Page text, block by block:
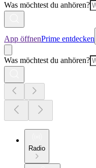
Was möchtest du anhören?
App öffnenPrime entdecken
Was möchtest du anhören?
Radio